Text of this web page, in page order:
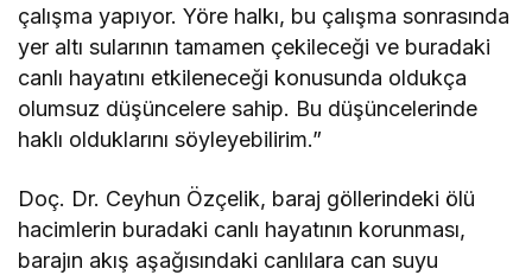
çalışma yapıyor. Yöre halkı, bu çalışma sonrasında
yer altı sularının tamamen çekileceği ve buradaki
canlı hayatını etkileneceği konusunda oldukça
olumsuz düşüncelere sahip. Bu düşüncelerinde
haklı olduklarını söyleyebilirim.”
Doç. Dr. Ceyhun Özçelik, baraj göllerindeki ölü
hacimlerin buradaki canlı hayatının korunması,
barajın akış aşağısındaki canlılara can suyu